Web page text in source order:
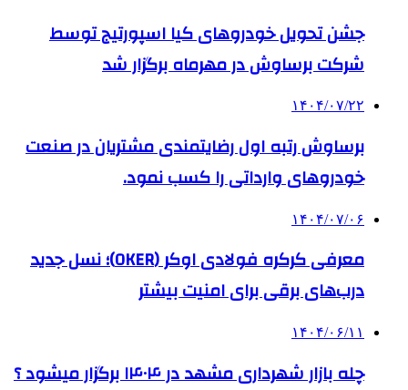
جشن تحویل خودروهای کیا اسپورتیج توسط
شرکت برساوش در مهرماه برگزار شد
۱۴۰۴/۰۷/۲۲
برساوش رتبه اول رضایتمندی مشتریان در صنعت
خودروهای وارداتی را کسب نمود.
۱۴۰۴/۰۷/۰۶
معرفی کرکره فولادی اوکر (OKER)؛ نسل جدید
درب‌های برقی برای امنیت بیشتر
۱۴۰۴/۰۶/۱۱
چله بازار شهرداری مشهد در ۱۴۰۴ برگزار میشود ؟